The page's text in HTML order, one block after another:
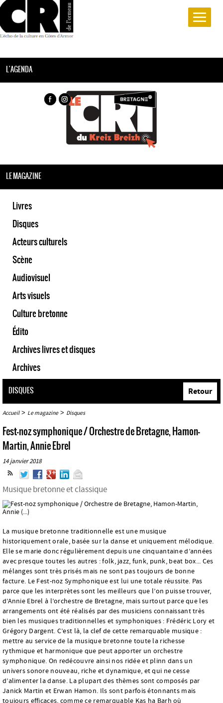
L'AGENDA
LE MAGAZINE
Livres
Disques
Acteurs culturels
Scène
Audiovisuel
Arts visuels
Culture bretonne
Édito
Archives livres et disques
Archives
DISQUES
Accueil> Le magazine> Disques
Retour
Fest-noz symphonique / Orchestre de Bretagne, Hamon-
Martin, Annie Ebrel
14 janvier 2018
Musique bretonne et classique
La musique bretonne traditionnelle est une musique
historiquement orale, basée sur la danse et uniquement mélodique.
Elle se marie donc régulièrement depuis une cinquantaine d’années
avec presque toutes les autres : folk, jazz, funk, punk, beat box... Ces
mélanges sont très prisés mais ne sont pas toujours de bonne
facture. Le Fest-noz Symphonique est lui une totale réussite. Pas
parce que les interprètes sont les meilleurs que l’on puisse trouver,
d’Annie Ebrel à l’orchestre de Bretagne, mais surtout parce que les
arrangements ont été réalisés par des musiciens connaissant très
bien les musiques traditionnelles et symphoniques : Frédéric Lory et
Grégory Dargent. C’est là, la clef de cette remarquable musique :
mettre au service de la musique bretonne toute la richesse
rythmique et harmonique que peut apporter un orchestre
symphonique. On redécouvre ainsi nos ridée et plinn dans un
univers sonore nouveau, riche et dynamique, et qui ne cesse
d’alimenter la danse. La plupart des thèmes sont composés par
Janick Martin et Erwan Hamon. Ils sont parfois étonnants mais
toujours efficaces, comme ce remarquable Kas ha Barh où